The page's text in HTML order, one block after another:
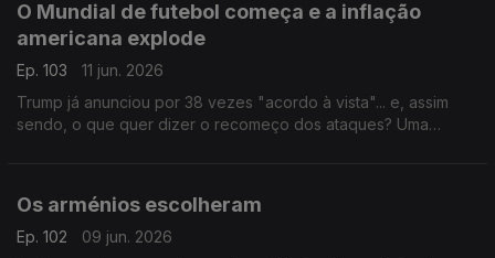
O Mundial de futebol começa e a inflação
americana explode
Ep. 103
11 jun. 2026
Trump já anunciou por 38 vezes "acordo à vista"... e, assim
sendo, o que quer dizer o recomeço dos ataques? Uma
Os arménios escolheram
Ep. 102
09 jun. 2026